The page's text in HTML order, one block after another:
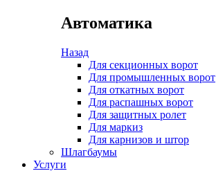
Автоматика
Назад
Для секционных ворот
Для промышленных ворот
Для откатных ворот
Для распашных ворот
Для защитных ролет
Для маркиз
Для карнизов и штор
Шлагбаумы
Услуги